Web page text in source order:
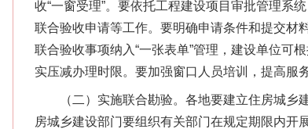
收“一窗受理”。要依托工程建设项目审批管理系
联合验收申请等工作。要明确申请条件和提交材
联合验收事项纳入“一张表单”管理，建设单位可
实压减办理时限。要加强窗口人员培训，提高服
（二）实施联合勘验。各地要建立住房城乡建
房城乡建设部门要组织有关部门在规定期限内开
这是一记警钟！